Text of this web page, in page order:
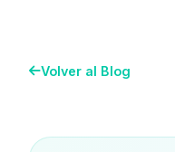
Volver al Blog